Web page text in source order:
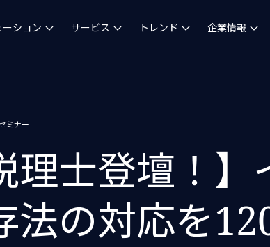
ション サービス トレンド 企業情報
ミナー
理士登壇！
法の対応を